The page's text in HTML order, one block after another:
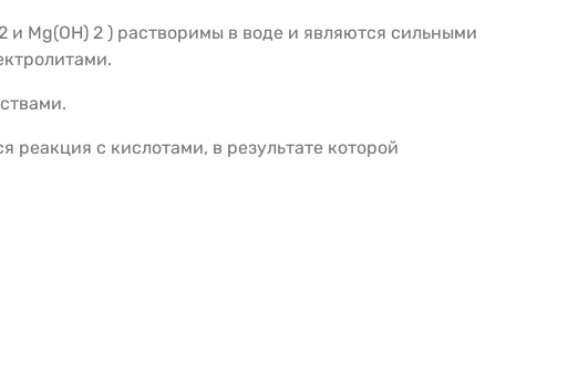
Mg(OH) 2 ) растворимы в воде и являются сильными
реакция с кислотами, в результате которой